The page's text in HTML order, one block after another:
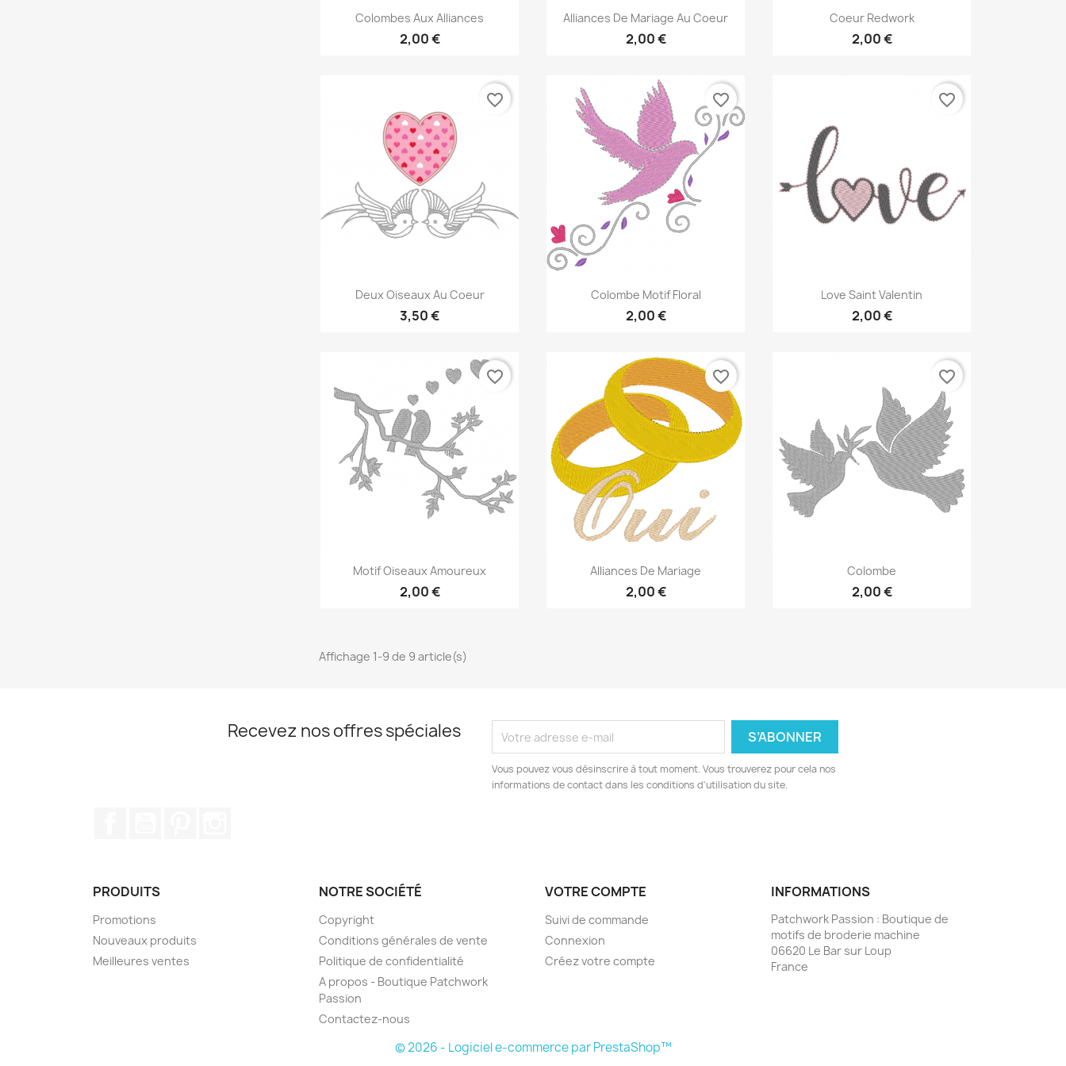
Aperçu rapide
Colombes Aux Alliances
2,00 €
 Aperçu rapide
Alliances De Mariage Au Coeur
2,00 €
Aperçu rapide
Coeur Redwork
2,00 €
Aperçu rapide
Deux Oiseaux Au Coeur
3,50 €
favorite_border
Aperçu rapide
Colombe Motif Floral
2,00 €
favorite_border
Aperçu rapide
Love Saint Valentin
2,00 €
favorite_border
Aperçu rapide
Motif Oiseaux Amoureux
2,00 €
favorite_border
Aperçu rapide
Alliances De Mariage
2,00 €
favorite_border
Aperçu rapide
Colombe
2,00 €
favorite_border
Affichage 1-9 de 9 article(s)
Recevez nos offres spéciales
Vous pouvez vous désinscrire à tout moment. Vous trouverez pour cela nos
informations de contact dans les conditions d'utilisation du site.
PRODUITS
Promotions
Nouveaux produits
Meilleures ventes
NOTRE SOCIÉTÉ
Copyright
Conditions générales de vente
Politique de confidentialité
A propos - Boutique Patchwork
Passion
Contactez-nous
VOTRE COMPTE
Suivi de commande
Connexion
Créez votre compte
INFORMATIONS
Patchwork Passion : Boutique de
motifs de broderie machine
06620 Le Bar sur Loup
France
© 2026 - Logiciel e-commerce par PrestaShop™